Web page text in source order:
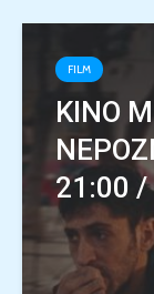
FILM
KINO
21:00 /